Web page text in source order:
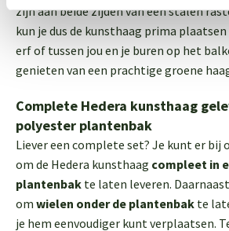
zijn aan beide zijden van een stalen
kun je dus de kunsthaag prima plaatsen
erf of tussen jou en je buren op het
genieten van een prachtige groene
Complete Hedera kunsthaag
polyester plantenbak
Liever een complete set? Je kunt er bij
om de Hedera kunsthaag compleet in
plantenbak te laten leveren.
om wielen onder de plantenbak te
je hem eenvoudiger kunt verplaatsen.